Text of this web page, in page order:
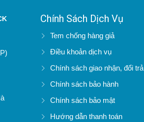
Chính Sách Dịch Vụ
Tem chống hàng giả
Điều khoản dịch vụ
Chính sách giao nhận, đổi trả
Chính sách bảo hành
Chính sách bảo mật
Hướng dẫn thanh toán